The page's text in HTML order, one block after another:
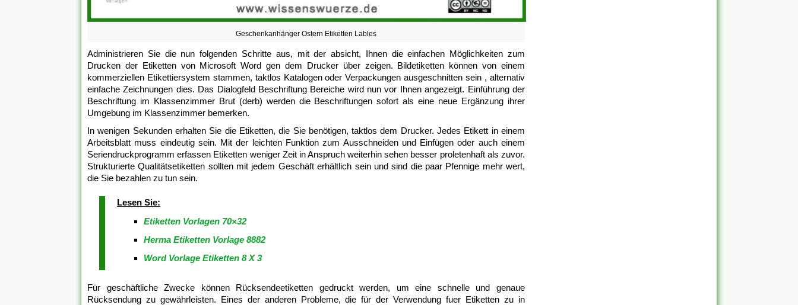
Geschenkanhänger Ostern Etiketten Lables
Administrieren Sie die nun folgenden Schritte aus, mit der absicht, Ihnen die einfachen Möglichkeiten zum
Drucken der Etiketten von Microsoft Word gen dem Drucker über zeigen. Bildetiketten können von einem
kommerziellen Etikettiersystem stammen, taktlos Katalogen oder Verpackungen ausgeschnitten sein , alternativ
einfache Zeichnungen dies. Das Dialogfeld Beschriftung Bereiche wird nun vor Ihnen angezeigt. Einführung der
Beschriftung im Klassenzimmer Brut (derb) werden die Beschriftungen sofort als eine neue Ergänzung ihrer
Umgebung im Klassenzimmer bemerken.
In wenigen Sekunden erhalten Sie die Etiketten, die Sie benötigen, taktlos dem Drucker. Jedes Etikett in einem
Arbeitsblatt muss eindeutig sein. Mit der leichten Funktion zum Ausschneiden und Einfügen oder auch einem
Seriendruckprogramm erfassen Etiketten weniger Zeit in Anspruch weiterhin sehen besser proletenhaft als zuvor.
Strukturierte Qualitätsetiketten sollten mit jedem Geschäft erhältlich sein und sind die paar Pfennige mehr wert,
die Sie bezahlen zu tun sein.
Lesen Sie:
Etiketten Vorlagen 70×32
Herma Etiketten Vorlage 8882
Word Vorlage Etiketten 8 X 3
Für geschäftliche Zwecke können Rücksendeetiketten gedruckt werden, um eine schnelle und genaue
Rücksendung zu gewährleisten. Eines der anderen Probleme, die für der Verwendung fuer Etiketten zu in